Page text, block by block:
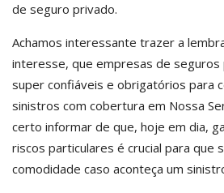
de seguro privado.
Achamos interessante trazer a
interesse, que empresas de seguros
super confiáveis e obrigatórios para
sinistros com cobertura em Nossa
certo informar de que, hoje em dia,
riscos particulares é crucial para que
comodidade caso aconteça um